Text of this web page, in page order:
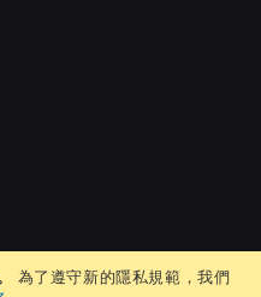
為了遵守新的隱私規範，我們